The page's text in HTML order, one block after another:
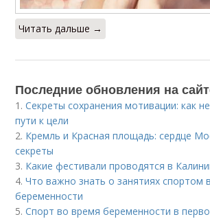
Читать дальше →
Последние обновления на
1.Секреты сохранения мотивации: как
пути к цели
2. Кремль и Красная площадь: сердце
секреты
3. Какие фестивали проводятся в
4.Что важно знать о занятиях спортом
беременности
5.Спорт во время беременности в